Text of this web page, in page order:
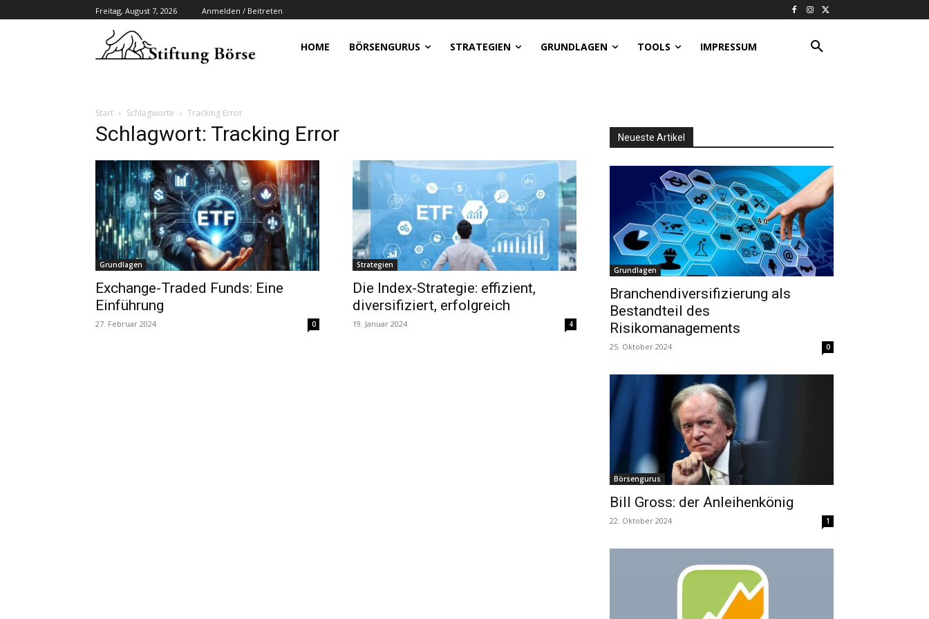
Freitag, August 7, 2026 Anmelden / Beitreten
HOME BÖRSENGURUS STRATEGIEN GRUNDLAGEN TOOLS IMPRESSUM
Start Schlagworte Tracking Error
Schlagwort: Tracking Error
Grundlagen
Exchange-Traded Funds: Eine
Einführung
27. Februar 2024 0
Strategien
Die Index-Strategie: effizient,
diversifiziert, erfolgreich
19. Januar 2024 4
Neueste Artikel
Grundlagen
Branchendiversifizierung als
Bestandteil des
Risikomanagements
25. Oktober 2024 0
Börsengurus
Bill Gross: der Anleihenkönig
22. Oktober 2024 1